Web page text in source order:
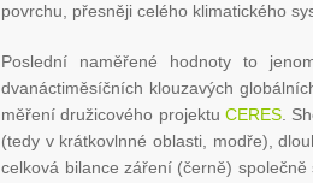
povrchu, přesněji celého klimatického
Poslední naměřené hodnoty to
dvanáctiměsíčních klouzavých
měření družicového projektuCERES .
(tedy v krátkovlnné oblasti, modře),
celková bilance záření (černě)